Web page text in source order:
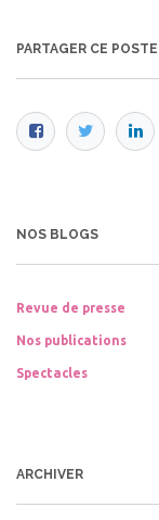
PARTAGER CE POSTE
NOS BLOGS
Revue de presse
Nos publications
Spectacles
ARCHIVER